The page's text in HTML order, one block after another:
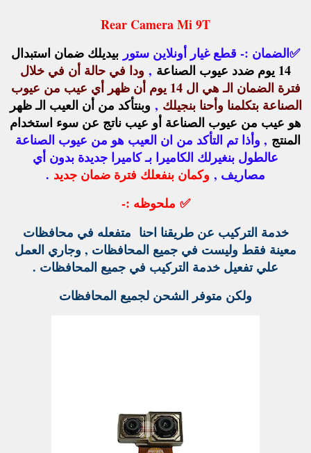
Rear Camera Mi 9T
✅الضمان :- قطع غيار أونلاين ستور بيديلك ضمان استبدال
14 يوم ضدد عيوب الصناعة
, ودا في حالة أن في خلال
فترة الضمان الـ هي ال 14 يوم أن ظهر أي عيب من عيوب
الصناعة بتكلمنا وأحنا بنجيلك , وبنتأكد من أن العيب الـ ظهر
هو عيب من عيوب الصناعة أو عيب ناتج عن سوء استخدام
المنتج , وأذا تم التأكد من ان العيب هو من عيوب الصناعة
عالطول بنغيرلك الكاميرا بـ كاميرا جديدة بدون أي
مصاريف , وكمان بنفعلك فترة ضمان جديد .
✅ ملحوظه :-
خدمة التركيب عن طريقنا احنا متفعله في محافظات
معينة فقط وليست في جميع المحافظات , وجاري العمل
علي تفعيل خدمة التركيب في جميع المحافظات .
ولكن متوفر الشحن لجميع المحافظات